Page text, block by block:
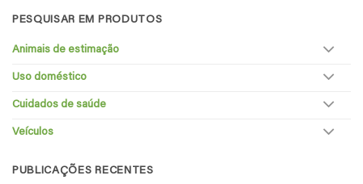
PESQUISAR EM PRODUTOS
Animais de estimação
Uso doméstico
Cuidados de saúde
Veículos
PUBLICAÇÕES RECENTES